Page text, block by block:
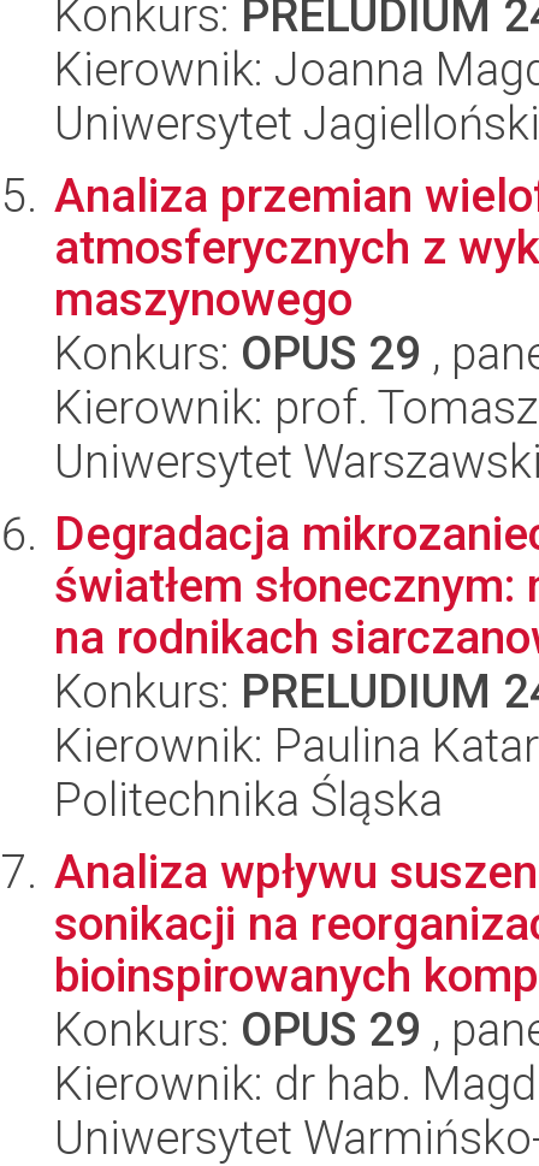
Konkurs: PRELUDIUM
Kierownik: Joanna
Uniwersytet Jagielloński
Analiza przemian
atmosferycznych z
maszynowego
Konkurs: OPUS 29 ,
Kierownik: prof.
Uniwersytet
Degradacja
światłem
na rodnikach
Konkurs: PRELUDIUM
Kierownik: Paulina
Politechnika Śląska
Analiza wpływu
sonikacji na
bioinspirowanych
Konkurs: OPUS 29 ,
Kierownik: dr hab.
Uniwersytet